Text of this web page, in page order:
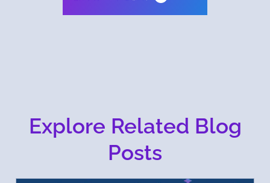
Explore Related Blog
Posts